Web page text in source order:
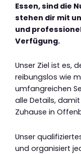
Essen, sind die
stehen dir mit
und
Verfügung.
Unser Ziel ist es,
reibungslos wie
umfangreichen
alle Details,
Zuhause in
Unser
und organisiert